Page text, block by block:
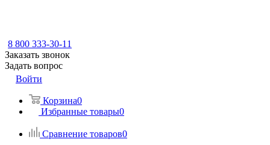
8 800 333-30-11
Заказать звонок
Задать вопрос
Войти
Корзина0
Избранные товары0
Сравнение товаров0